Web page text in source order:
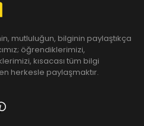
mutluluğun, bilginin paylaştıkça
öğrendiklerimizi,
kısacası tüm bilgi
herkesle paylaşmaktır.